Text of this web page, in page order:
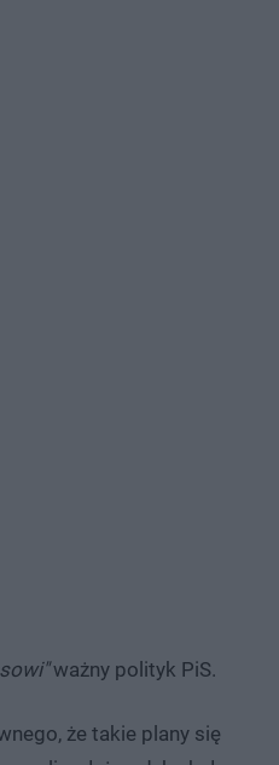
ważny polityk PiS.
że takie plany się